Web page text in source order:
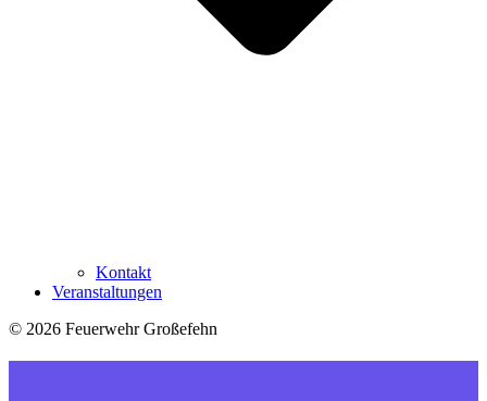
Kontakt
Veranstaltungen
© 2026 Feuerwehr Großefehn